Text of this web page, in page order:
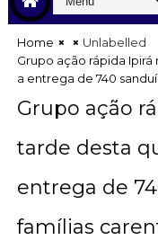
Home
Unlabelled
Grupo ação rápida
a entrega de 740
Grupo ação
tarde desta
entrega de
famílias